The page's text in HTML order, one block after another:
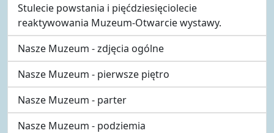
Stulecie powstania i pięćdziesięciolecie
reaktywowania Muzeum-Otwarcie wystawy.
Nasze Muzeum - zdjęcia ogólne
Nasze Muzeum - pierwsze piętro
Nasze Muzeum - parter
Nasze Muzeum - podziemia